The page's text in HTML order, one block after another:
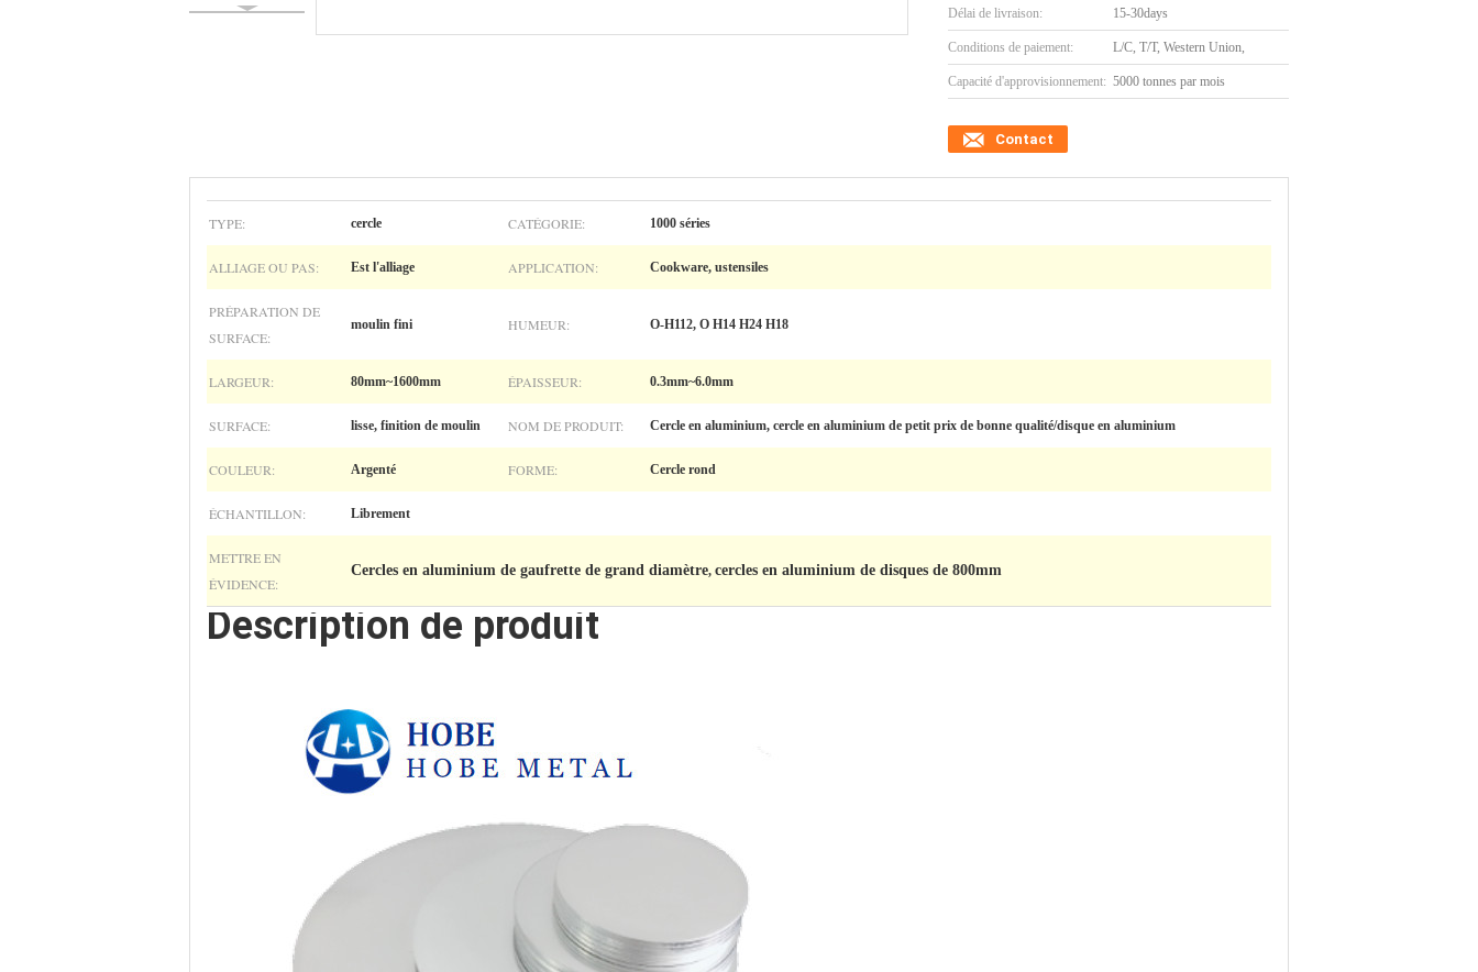
Délai de livraison: 15-30days
Conditions de paiement: L/C, T/T, Western Union,
Capacité d'approvisionnement: 5000 tonnes par mois
Contact
TYPE: cercle CATÉGORIE: 1000 séries
ALLIAGE OU PAS: Est l'alliage APPLICATION: Cookware, ustensiles
PRÉPARATION DE
SURFACE:
moulin fini HUMEUR: O-H112, O H14 H24 H18
LARGEUR: 80mm~1600mm ÉPAISSEUR: 0.3mm~6.0mm
SURFACE: lisse, finition de moulin NOM DE PRODUIT: Cercle en aluminium, cercle en aluminium de petit prix de bonne qualité/disque en aluminium
COULEUR: Argenté FORME: Cercle rond
ÉCHANTILLON: Librement
METTRE EN
ÉVIDENCE:
Cercles en aluminium de gaufrette de grand diamètre, cercles en aluminium de disques de 800mm
Description de produit